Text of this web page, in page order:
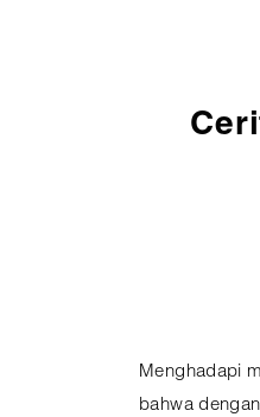
Menghadapi
bahwa